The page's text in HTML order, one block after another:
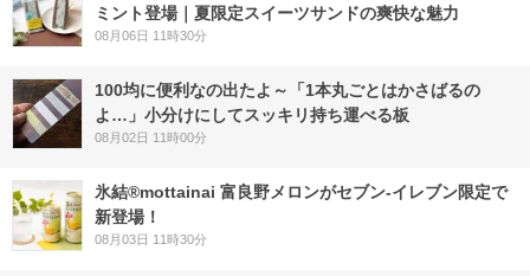
ミント登場｜夏限定スイーツサンドの爽快な魅力
08月06日 11時30分
100均に便利なの出たよ～「1本丸ごとはかさばるの
よ…」小分けにしてスッキリ持ち運べる板
08月02日 11時00分
氷結®mottainai 富良野メロンがセブン‐イレブン限定で
新登場！
08月03日 11時30分